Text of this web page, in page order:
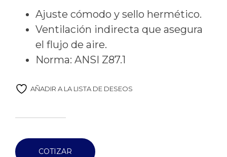
Ajuste cómodo y sello hermético.
Ventilación indirecta que asegura
el flujo de aire.
Norma: ANSI Z87.1
AÑADIR A LA LISTA DE DESEOS
COTIZAR